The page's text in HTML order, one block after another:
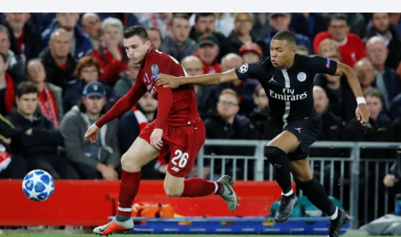
DALŠÍ SPORTY
Americký fotbal
Baseball a softbal
Basketbal
NEPŘEHLÉDNĚTE
Soutěže
Historické návraty
Aplikace ČT sport